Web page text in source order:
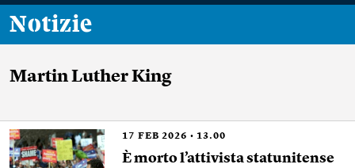
Notizie
Martin Luther King
17 FEB 2026 13.00
È morto l’attivista statunitense